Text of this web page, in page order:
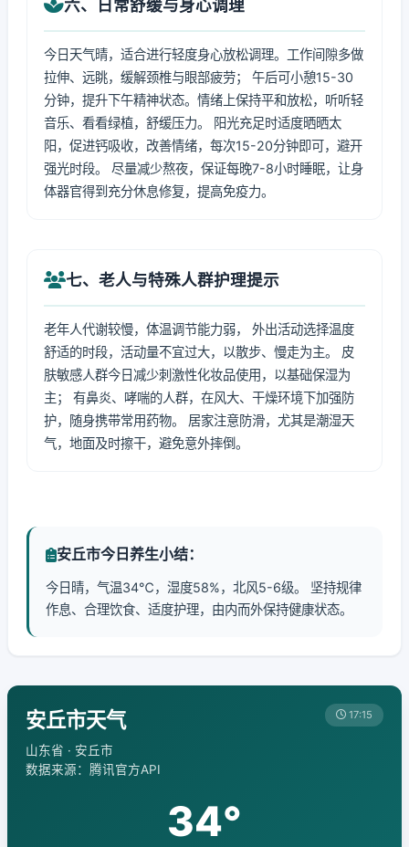
六、日常舒缓与身心调理
今日天气晴，适合进行轻度身心放松调理。工作间隙多做
拉伸、远眺，缓解颈椎与眼部疲劳； 午后可小憩15-30
分钟，提升下午精神状态。情绪上保持平和放松，听听轻
音乐、看看绿植，舒缓压力。 阳光充足时适度晒晒太
阳，促进钙吸收，改善情绪，每次15-20分钟即可，避开
强光时段。 尽量减少熬夜，保证每晚7-8小时睡眠，让身
体器官得到充分休息修复，提高免疫力。
七、老人与特殊人群护理提示
老年人代谢较慢，体温调节能力弱， 外出活动选择温度
舒适的时段，活动量不宜过大，以散步、慢走为主。 皮
肤敏感人群今日减少刺激性化妆品使用，以基础保湿为
主； 有鼻炎、哮喘的人群，在风大、干燥环境下加强防
护，随身携带常用药物。 居家注意防滑，尤其是潮湿天
气，地面及时擦干，避免意外摔倒。
安丘市今日养生小结：
今日晴，气温34℃，湿度58%，北风5-6级。 坚持规律
作息、合理饮食、适度护理，由内而外保持健康状态。
安丘市天气
山东省 · 安丘市
数据来源：腾讯官方API
17:15
34°